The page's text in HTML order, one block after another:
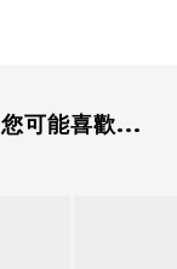
您可能喜歡...